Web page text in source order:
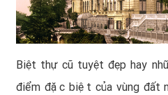
Biệt thự cũ tuyệt đẹp hay
điểm đặc biệt của vùng đất